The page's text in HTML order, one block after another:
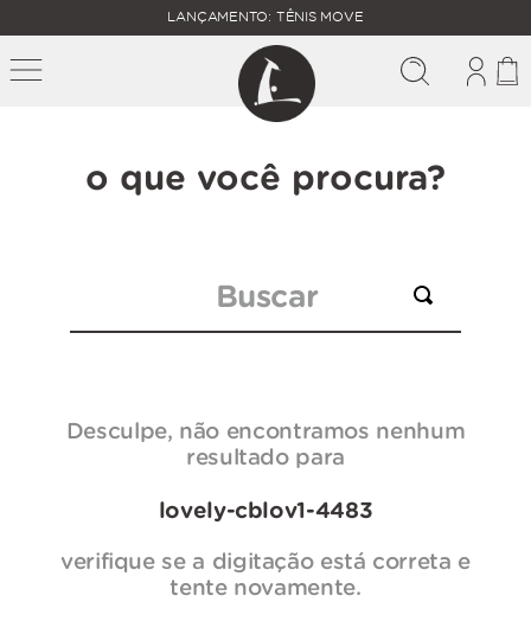
FALTAM
MAIS
R$
400,00
PARA O
FRETE
GRÁTIS
LANÇAMENTO: TÊNIS MOVE
o que você procura?
Desculpe, não encontramos nenhum
resultado para
lovely-cblov1-4483
verifique se a digitação está correta e
tente novamente.